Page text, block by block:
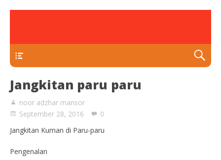
Jangkitan paru paru
noor adzhar mansor
September 28, 2016
0
Jangkitan Kuman di Paru-paru
Pengenalan